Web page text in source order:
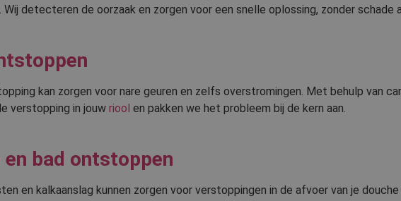
detecteren de oorzaak en zorgen voor een snelle oplossing, zonder schade
kan zorgen voor nare geuren en zelfs overstromingen. Met behulp van
verstopping in jouw riool en pakken we het probleem bij de kern aan.
en bad ontstoppen
en kalkaanslag kunnen zorgen voor verstoppingen in de afvoer van je